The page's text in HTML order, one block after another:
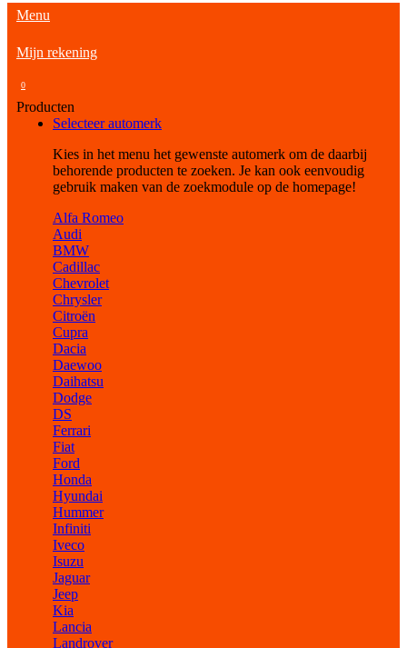
Menu
Mijn rekening
0
Producten
Selecteer automerk
Kies in het menu het gewenste automerk om de daarbij
behorende producten te zoeken. Je kan ook eenvoudig
gebruik maken van de zoekmodule op de homepage!
Alfa Romeo
Audi
BMW
Cadillac
Chevrolet
Chrysler
Citroën
Cupra
Dacia
Daewoo
Daihatsu
Dodge
DS
Ferrari
Fiat
Ford
Honda
Hyundai
Hummer
Infiniti
Iveco
Isuzu
Jaguar
Jeep
Kia
Lancia
Landrover